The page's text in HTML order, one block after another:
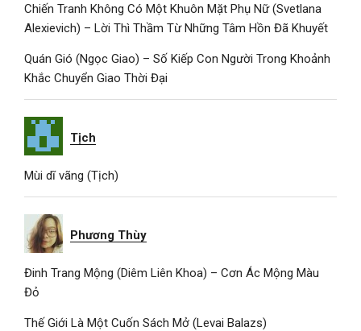
Chiến Tranh Không Có Một Khuôn Mặt Phụ Nữ (Svetlana
Alexievich) – Lời Thì Thầm Từ Những Tâm Hồn Đã Khuyết
Quán Gió (Ngọc Giao) – Số Kiếp Con Người Trong Khoảnh
Khắc Chuyển Giao Thời Đại
Tịch
Mùi dĩ vãng (Tịch)
Phương Thùy
Đinh Trang Mộng (Diêm Liên Khoa) – Cơn Ác Mộng Màu
Đỏ
Thế Giới Là Một Cuốn Sách Mở (Levai Balazs)